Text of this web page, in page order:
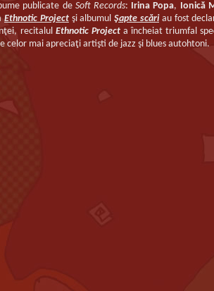
publicate de Soft Records: Irina Popa, Ionică
Ethnotic Projectşi albumulŞapte scăriau fost
recitalul Ethnotic Projecta încheiat triumfal
celor mai apreciaţi artişti de jazz şi blues autohtoni.